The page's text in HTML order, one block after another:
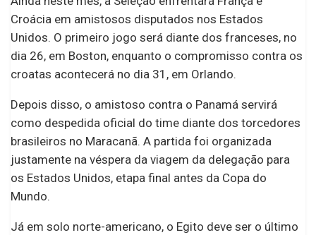
Croácia em amistosos disputados nos Estados
Unidos. O primeiro jogo será diante dos franceses, no
dia 26, em Boston, enquanto o compromisso contra os
croatas acontecerá no dia 31, em Orlando.
Depois disso, o amistoso contra o Panamá servirá
como despedida oficial do time diante dos torcedores
brasileiros no Maracanã. A partida foi organizada
justamente na véspera da viagem da delegação para
os Estados Unidos, etapa final antes da Copa do
Mundo.
Já em solo norte-americano, o Egito deve ser o último